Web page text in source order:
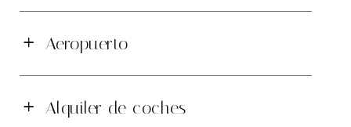
Aeropuerto
Alquiler de coches